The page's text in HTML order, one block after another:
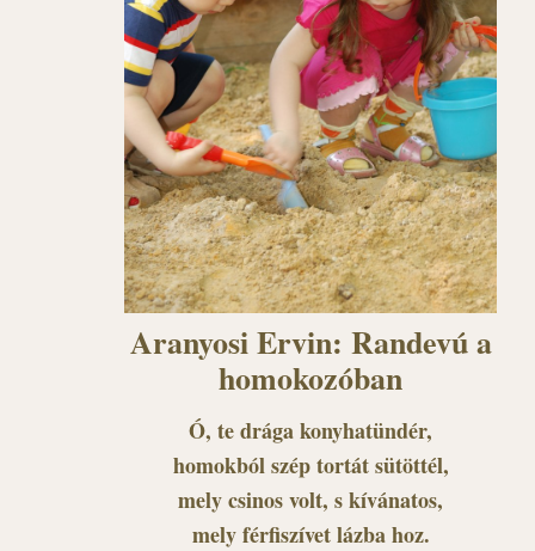
Aranyosi Ervin: Randevú a
homokozóban
Ó, te drága konyhatündér,
homokból szép tortát sütöttél,
mely csinos volt, s kívánatos,
mely férfiszívet lázba hoz.